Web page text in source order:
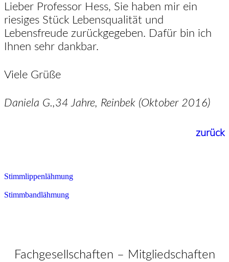
Lieber Professor Hess, Sie haben mir ein
riesiges Stück Lebensqualität und
Lebensfreude zurückgegeben. Dafür bin ich
Ihnen sehr dankbar.
Viele Grüße
Daniela G.,34 Jahre, Reinbek (Oktober 2016)
zurück
Stimmlippenlähmung
Stimmbandlähmung
Fachgesellschaften – Mitgliedschaften